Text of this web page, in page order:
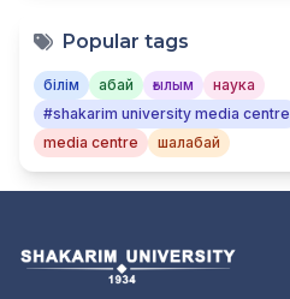
Popular tags
білім абай ғылым
наука
#shakarim university media centre
media centre
шалабай